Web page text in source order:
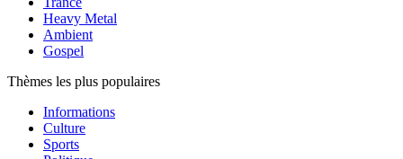
Heavy Metal
Ambient
Gospel
Thèmes les plus populaires
Informations
Culture
Sports